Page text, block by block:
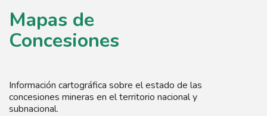
Mapas de
Concesiones
Información cartográfica sobre el estado de las
concesiones mineras en el territorio nacional y
subnacional.